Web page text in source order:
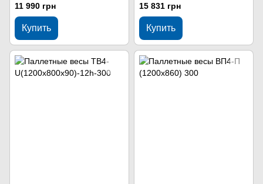
11 990 грн
Купить
15 831 грн
Купить